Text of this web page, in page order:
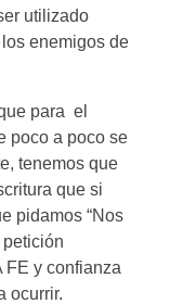
utilizado
enemigos de
para el
poco a poco se
tenemos que
que si
pidamos “Nos
petición
FE y confianza
ocurrir.